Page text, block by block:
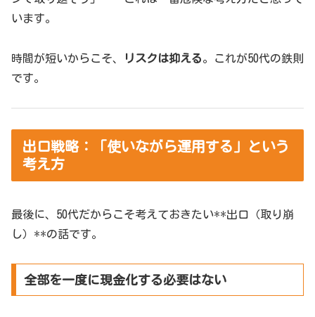
います。
時間が短いからこそ、 リスクは抑える。これが50代の鉄則
です。
出口戦略：「使いながら運用する」という
考え方
最後に、50代だからこそ考えておきたい**出口（取り崩
し）**の話です。
全部を一度に現金化する必要はない